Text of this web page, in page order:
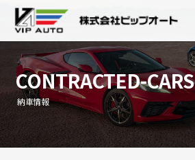
CONTRACTED-CARS
納車情報